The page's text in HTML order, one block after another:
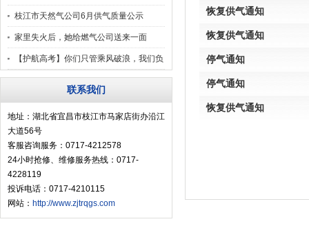
话，只教“
枝江市天然气公司6月供气质量公示
家里失火后，她给燃气公司送来一面
旗……
【护航高考】你们只管乘风破浪，我们负
责气足压稳！
联系我们
地址：湖北省宜昌市枝江市马家店街办沿江
大道56号
客服咨询服务：0717-4212578
24小时抢修、维修服务热线：0717-
4228119
投诉电话：0717-4210115
网站： http://www.zjtrqgs.com
恢复供气通知
恢复供气通知
停气通知
停气通知
恢复供气通知